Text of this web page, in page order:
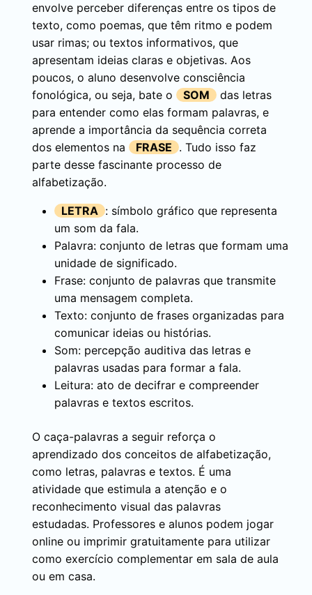
envolve perceber diferenças entre os tipos de
texto, como poemas, que têm ritmo e podem
usar rimas; ou textos informativos, que
apresentam ideias claras e objetivas. Aos
poucos, o aluno desenvolve consciência
fonológica, ou seja, bate o
SOM
das letras
para entender como elas formam palavras, e
aprende a importância da sequência correta
dos elementos na
FRASE . Tudo isso faz
parte desse fascinante processo de
alfabetização.
LETRA : símbolo gráfico que representa
um som da fala.
Palavra: conjunto de letras que formam uma
unidade de significado.
Frase: conjunto de palavras que transmite
uma mensagem completa.
Texto: conjunto de frases organizadas para
comunicar ideias ou histórias.
Som: percepção auditiva das letras e
palavras usadas para formar a fala.
Leitura: ato de decifrar e compreender
palavras e textos escritos.
O caça-palavras a seguir reforça o
aprendizado dos conceitos de alfabetização,
como letras, palavras e textos. É uma
atividade que estimula a atenção e o
reconhecimento visual das palavras
estudadas. Professores e alunos podem jogar
online ou imprimir gratuitamente para utilizar
como exercício complementar em sala de aula
ou em casa.